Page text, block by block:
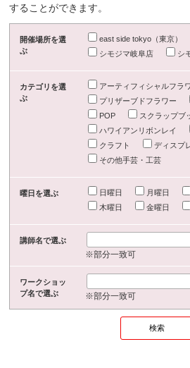
することができます。
開催場所を選
ぶ
east side tokyo（東京）
シモジマ岐阜店
シ
カテゴリを選
ぶ
アーティフィシャルフラ
プリザーブドフラワー
POP
スクラップブ
ハワイアンリボンレイ
クラフト
ディスプ
その他手芸・工芸
曜日を選ぶ 日曜日 月曜日
木曜日
金曜日
講師名で選ぶ
※部分一致可
ワークショッ
プ名で選ぶ
※部分一致可